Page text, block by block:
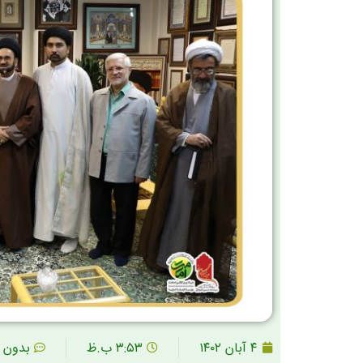
۴ آبان ۱۴۰۲ ۳:۵۳ ب.ظ